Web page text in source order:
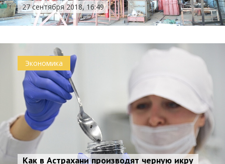
27 сентября 2018, 16:49
Экономика
Как в Астрахани производят черную икру